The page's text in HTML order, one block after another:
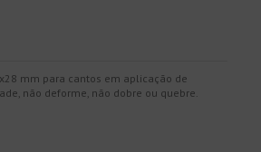
mm para cantos em aplicação de
não deforme, não dobre ou quebre.